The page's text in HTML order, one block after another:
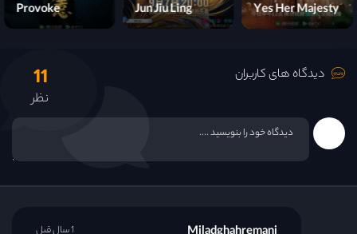
قسمت 18
قسمت 19
قسمت 20
قسمت 21
Yes Her Majesty
Jun Jiu Ling
Provoke
دیدگاه های کاربران 11
نظر